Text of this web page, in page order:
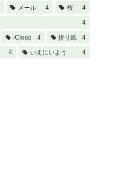
メール 4 桜 4
4
iCloud 4 折り紙 4
4 いえにいよう 4